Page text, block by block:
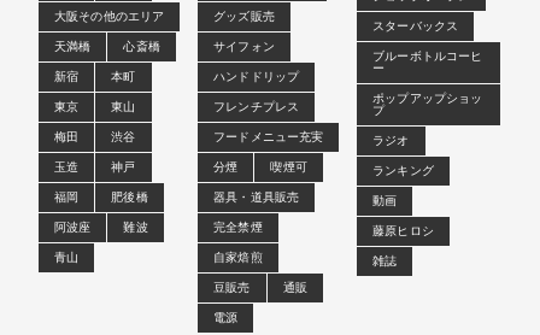
大阪その他のエリア
天満橋
心斎橋
新宿
本町
東京
東山
梅田
渋谷
玉造
神戸
福岡
肥後橋
阿波座
難波
青山
グッズ販売
サイフォン
ハンドドリップ
フレンチプレス
フードメニュー充実
分煙
喫煙可
器具・道具販売
完全禁煙
自家焙煎
豆販売
通販
電源
スターバックス
ブルーボトルコーヒ
ー
ポップアップショッ
プ
ラジオ
ランキング
動画
藤原ヒロシ
雑誌